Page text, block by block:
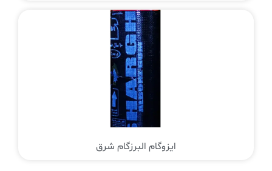
ایزوگام البرزگام شرق